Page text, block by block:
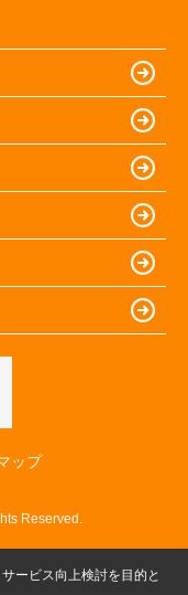
ップ
Reserved.
ービス向上検討を目的と